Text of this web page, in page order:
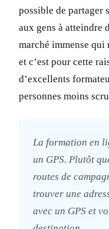
possible de partager
aux gens à atteindre
marché immense qui
et c’est pour cette
d’excellents
personnes moins
La formation en
un GPS. Plutôt
routes de
trouver une
avec un GPS et